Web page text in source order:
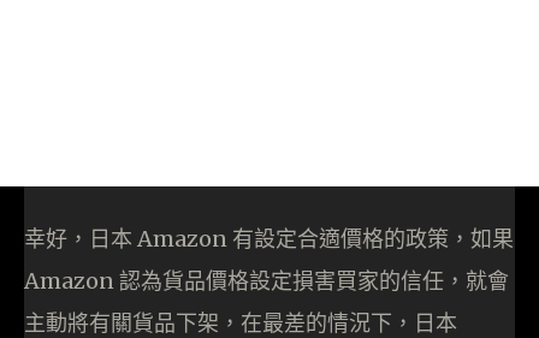
幸好，日本 Amazon 有設定合適價格的政策，如果
Amazon 認為貨品價格設定損害買家的信任，就會
主動將有關貨品下架，在最差的情況下，日本